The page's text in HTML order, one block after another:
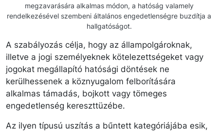
megzavarására alkalmas módon, a hatóság valamely
rendelkezésével szembeni általános engedetlenségre buzdítja a
hallgatóságot.
A szabályozás célja, hogy az állampolgároknak,
illetve a jogi személyeknek kötelezettségeket vagy
jogokat megállapító hatósági döntések ne
kerülhessenek a köznyugalom felborítására
alkalmas támadás, bojkott vagy tömeges
engedetlenség kereszttüzébe.
Az ilyen típusú uszítás a bűntett kategóriájába esik,